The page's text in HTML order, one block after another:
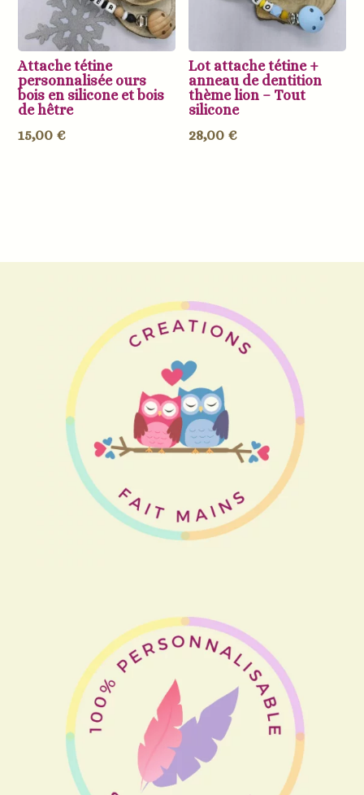
Attache tétine
personnalisée ours
bois en silicone et bois
de hêtre
15,00 €
Lot attache tétine +
anneau de dentition
thème lion – Tout
silicone
28,00 €